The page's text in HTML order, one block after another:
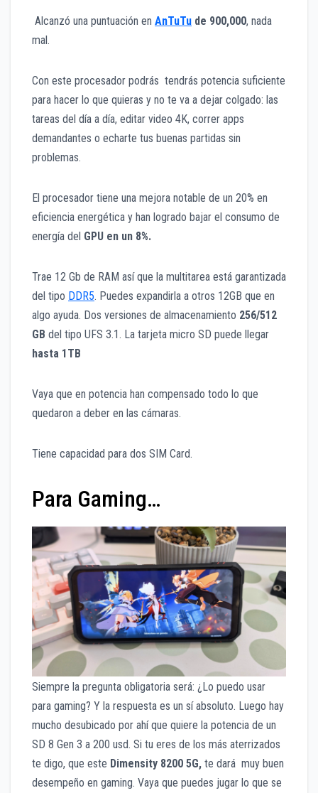
Alcanzó una puntuación en AnTuTu de 900,000, nada
mal.
Con este procesador podrás tendrás potencia suficiente
para hacer lo que quieras y no te va a dejar colgado: las
tareas del día a día, editar video 4K, correr apps
demandantes o echarte tus buenas partidas sin
problemas.
El procesador tiene una mejora notable de un 20% en
eficiencia energética y han logrado bajar el consumo de
energía del GPU en un 8%.
Trae 12 Gb de RAM así que la multitarea está garantizada
del tipo DDR5. Puedes expandirla a otros 12GB que en
algo ayuda. Dos versiones de almacenamiento 256/512
GB del tipo UFS 3.1. La tarjeta micro SD puede llegar
hasta 1TB
Vaya que en potencia han compensado todo lo que
quedaron a deber en las cámaras.
Tiene capacidad para dos SIM Card.
Para Gaming…
Siempre la pregunta obligatoria será: ¿Lo puedo usar
para gaming? Y la respuesta es un sí absoluto. Luego hay
mucho desubicado por ahí que quiere la potencia de un
SD 8 Gen 3 a 200 usd. Si tu eres de los más aterrizados
te digo, que este Dimensity 8200 5G, te dará muy buen
desempeño en gaming. Vaya que puedes jugar lo que se